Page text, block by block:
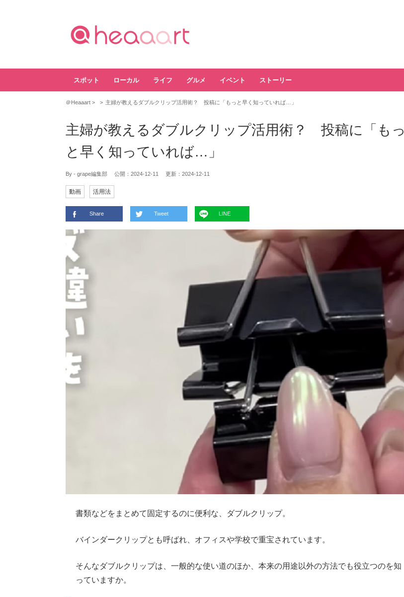
スポット ローカル ライフ グルメ イベント ストーリー
＠Heaaart 主婦が教えるダブルクリップ活用術？ 投稿に「もっと早く知っていれば…」
主婦が教えるダブルクリップ活用術？ 投稿に「もっ
と早く知っていれば…」
By - grape編集部 公開： 2024-12-11 更新： 2024-12-11
動画 活用法
Share Tweet LINE
書類などをまとめて固定するのに便利な、ダブルクリップ。
バインダークリップとも呼ばれ、オフィスや学校で重宝されています。
そんなダブルクリップは、一般的な使い道のほか、本来の用途以外の方法でも役立つのを知
っていますか。